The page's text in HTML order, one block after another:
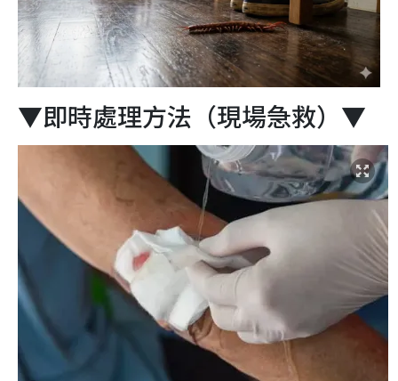
▼即時處理方法（現場急救）▼